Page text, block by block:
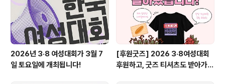
2026년 3·8 여성대회가 3월 7
일 토요일에 개최됩니다!
[후원굿즈] 2026 3·8여성대회
후원하고, 굿즈 티셔츠도 받아가세